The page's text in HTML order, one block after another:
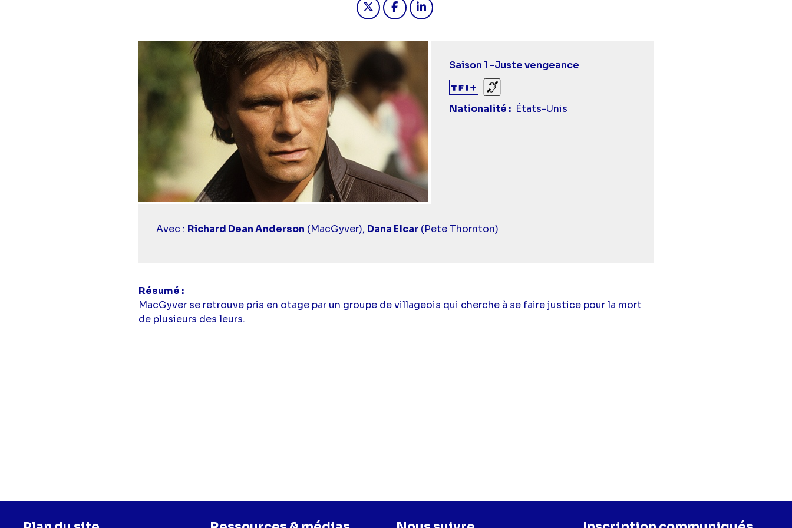
Saison 1 -Juste vengeance
Sourds et malentendants
Nationalité
États-Unis
Casting
Avec : Richard Dean Anderson (MacGyver), Dana Elcar(Pete Thornton)
Résumé
MacGyver se retrouve pris en otage par un groupe de villageois qui cherche à se faire justice pour la mort
de plusieurs des leurs.